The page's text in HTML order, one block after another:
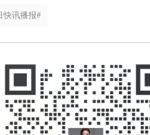
快讯播报#